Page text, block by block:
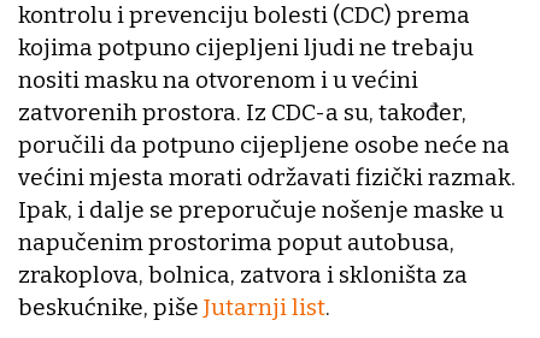
kontrolu i prevenciju bolesti (CDC) prema
kojima potpuno cijepljeni ljudi ne trebaju
nositi masku na otvorenom i u većini
zatvorenih prostora. Iz CDC-a su, također,
poručili da potpuno cijepljene osobe neće na
većini mjesta morati održavati fizički razmak.
Ipak, i dalje se preporučuje nošenje maske u
napučenim prostorima poput autobusa,
zrakoplova, bolnica, zatvora i skloništa za
beskućnike, piše Jutarnji list.